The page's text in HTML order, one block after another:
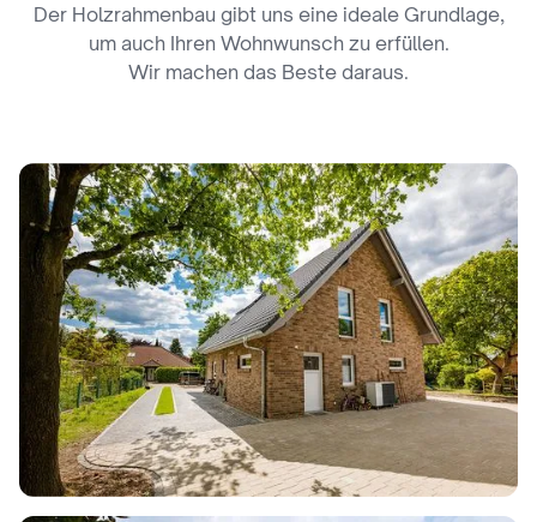
Der Holzrahmenbau gibt uns eine ideale Grundlage,
um auch Ihren Wohnwunsch zu erfüllen.
Wir machen das Beste daraus.